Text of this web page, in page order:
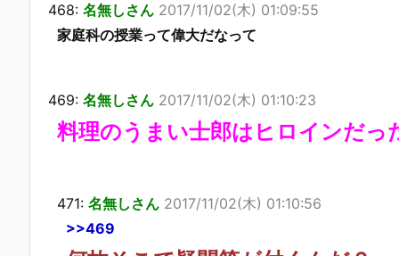
468: 名無しさん 2017/11/02(木) 01:09:55
家庭科の授業って偉大だなって
469: 名無しさん 2017/11/02(木) 01:10:23
料理のうまい士郎はヒロインだっ
471: 名無しさん 2017/11/02(木) 01:10:56
>>469